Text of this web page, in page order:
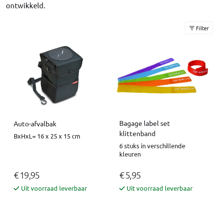
ontwikkeld.
Filter
Auto-afvalbak
BxHxL= 16 x 25 x 15 cm
€ 19,95
Uit voorraad leverbaar
Bagage label set
klittenband
6 stuks in verschillende
kleuren
€ 5,95
Uit voorraad leverbaar